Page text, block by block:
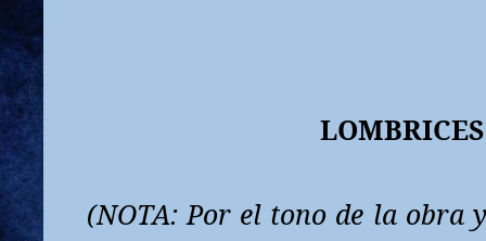
LOMBRICES
(NOTA: Por el tono de la obra